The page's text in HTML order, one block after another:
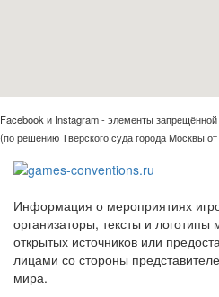
Facebook и Instagram - элементы
(по решению Тверского суда города Москвы
Информация о мероприятиях
организаторы, тексты и логотипы
открытых источников или
лицами со стороны
мира.